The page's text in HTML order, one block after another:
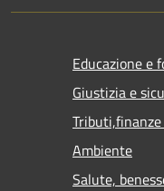
Educazione e
Giustizia e
Ambiente
Salute,